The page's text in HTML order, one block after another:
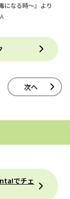
になる時～』より
次へ
でチェ